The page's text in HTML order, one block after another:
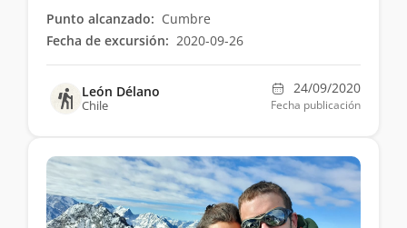
Punto alcanzado: Cumbre
Fecha de excursión: 2020-09-26
León Délano
Chile
24/09/2020
Fecha publicación